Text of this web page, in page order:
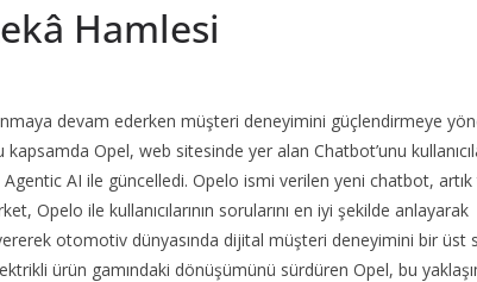
Hamlesi
devam ederken müşteri deneyimini güçlendirmeye
kapsamda Opel, web sitesinde yer alan Chatbot’unu
Agentic AI ile güncelledi. Opelo ismi verilen yeni chatbot,
Opelo ile kullanıcılarının sorularını en iyi şekilde
vererek otomotiv dünyasında dijital müşteri deneyimini bir üst
ürün gamındaki dönüşümünü sürdüren Opel, bu